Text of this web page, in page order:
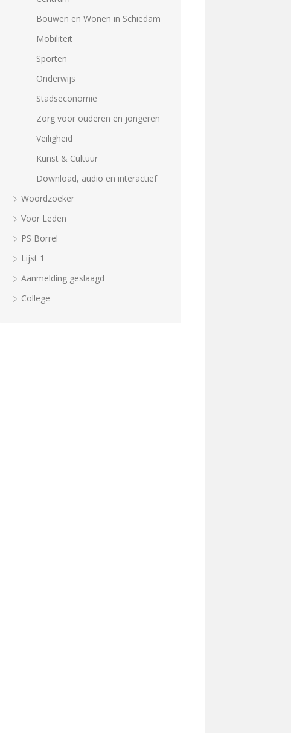
Bouwen en Wonen in Schiedam
Mobiliteit
Sporten
Onderwijs
Stadseconomie
Zorg voor ouderen en jongeren
Veiligheid
Kunst & Cultuur
Download, audio en interactief
Woordzoeker
Voor Leden
PS Borrel
Lijst 1
Aanmelding geslaagd
College